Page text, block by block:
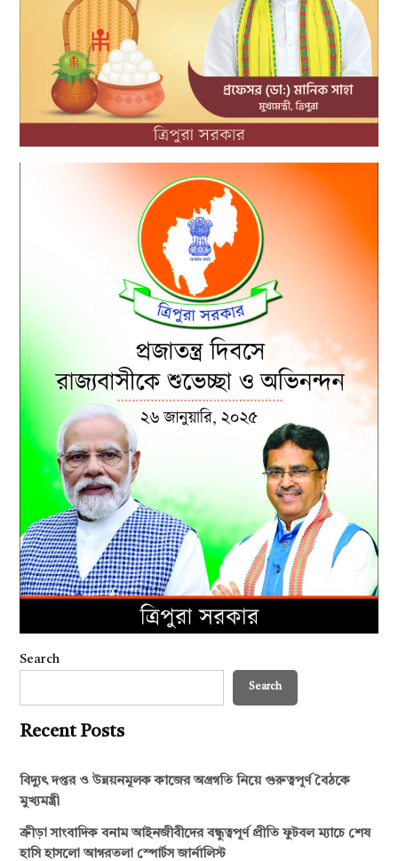
Search
Search
Recent Posts
বিদ্যুৎ দপ্তর ও উন্নয়নমূলক কাজের অগ্রগতি নিয়ে গুরুত্বপূর্ণ বৈঠকে
মুখ্যমন্ত্রী
ক্রীড়া সাংবাদিক বনাম আইনজীবীদের বন্ধুত্বপূর্ণ প্রীতি ফুটবল ম্যাচে শেষ
হাসি হাসলো আগরতলা স্পোর্টস জার্নালিস্ট